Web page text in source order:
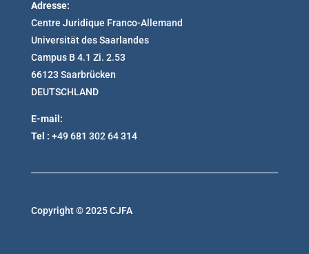
Adresse:
Centre Juridique Franco-Allemand
Universität des Saarlandes
Campus B 4.1 Zi. 2.53
66123 Saarbrücken
DEUTSCHLAND
E-mail:
Tel : +49 681 302 64 314
Copyright © 2025 CJFA